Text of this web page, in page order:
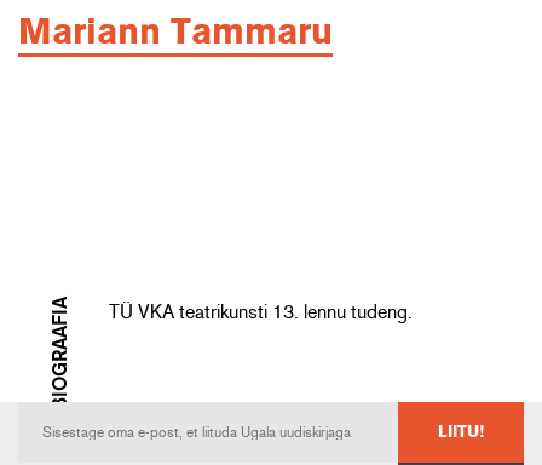
Mariann Tammaru
BIOGRAAFIA TÜ VKA teatrikunsti 13. lennu tudeng.
LIITU!